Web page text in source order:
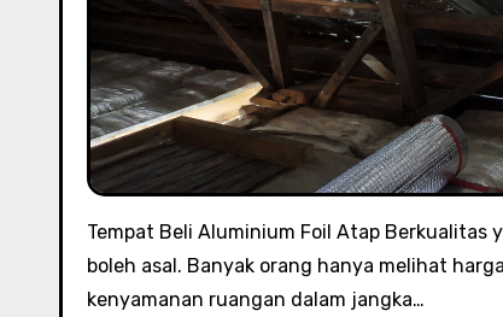
Tempat Beli Aluminium Foil Atap Berkualitas
boleh asal. Banyak orang hanya melihat
kenyamanan ruangan dalam jangka…